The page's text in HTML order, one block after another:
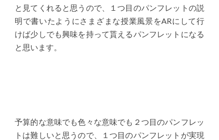
と見てくれると思うので、１つ目のパンフレットの説
明で書いたようにさまざまな授業風景をARにして行
けば少しでも興味を持って貰えるパンフレットになる
と思います。
予算的な意味でも色々な意味でも２つ目のパンフレッ
トは難しいと思うので、１つ目のパンフレットが実現